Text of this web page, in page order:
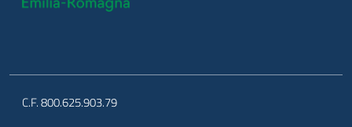
C.F. 800.625.903.79